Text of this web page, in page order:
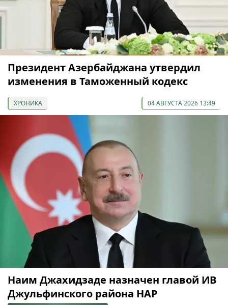
Президент Азербайджана утвердил
изменения в Таможенный кодекс
ХРОНИКА 04 АВГУСТА 2026 13:49
Наим Джахидзаде назначен главой ИВ
Джульфинского района НАР